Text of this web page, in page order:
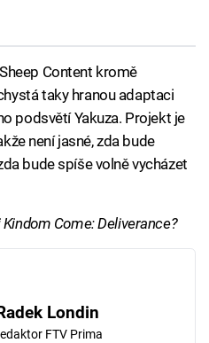
Content kromě
taky hranou adaptaci
podsvětí Yakuza. Projekt je
není jasné, zda bude
bude spíše volně vycházet
Come: Deliverance?
Radek Londin
FTV Prima